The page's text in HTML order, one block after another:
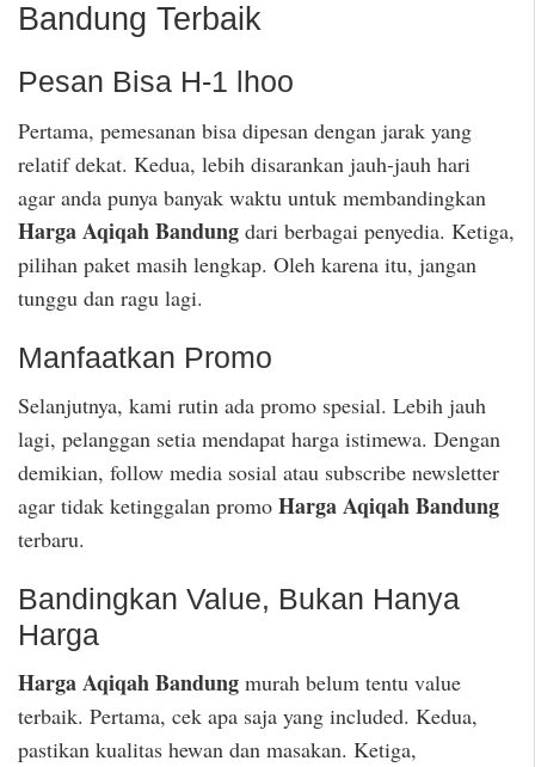
Bandung Terbaik
Pesan Bisa H-1 lhoo
Pertama, pemesanan bisa dipesan dengan jarak yang
relatif dekat. Kedua, lebih disarankan jauh-jauh hari
agar anda punya banyak waktu untuk membandingkan
Harga Aqiqah Bandung dari berbagai penyedia. Ketiga,
pilihan paket masih lengkap. Oleh karena itu, jangan
tunggu dan ragu lagi.
Manfaatkan Promo
Selanjutnya, kami rutin ada promo spesial. Lebih jauh
lagi, pelanggan setia mendapat harga istimewa. Dengan
demikian, follow media sosial atau subscribe newsletter
agar tidak ketinggalan promo Harga Aqiqah Bandung
terbaru.
Bandingkan Value, Bukan Hanya
Harga
Harga Aqiqah Bandung murah belum tentu value
terbaik. Pertama, cek apa saja yang included. Kedua,
pastikan kualitas hewan dan masakan. Ketiga,